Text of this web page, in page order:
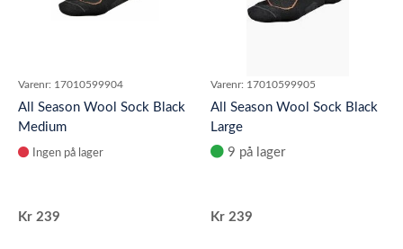
Varenr: 17010599904
All Season Wool Sock Black
Medium
Ingen på lager
Kr 239
Varenr: 17010599905
All Season Wool Sock Black
Large
9 på lager
Kr 239